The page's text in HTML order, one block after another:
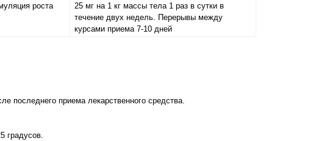
роста
25 мг на 1 кг массы тела 1 раз в сутки в
течение двух недель. Перерывы между
курсами приема 7-10 дней
последнего приема лекарственного средства.
градусов.